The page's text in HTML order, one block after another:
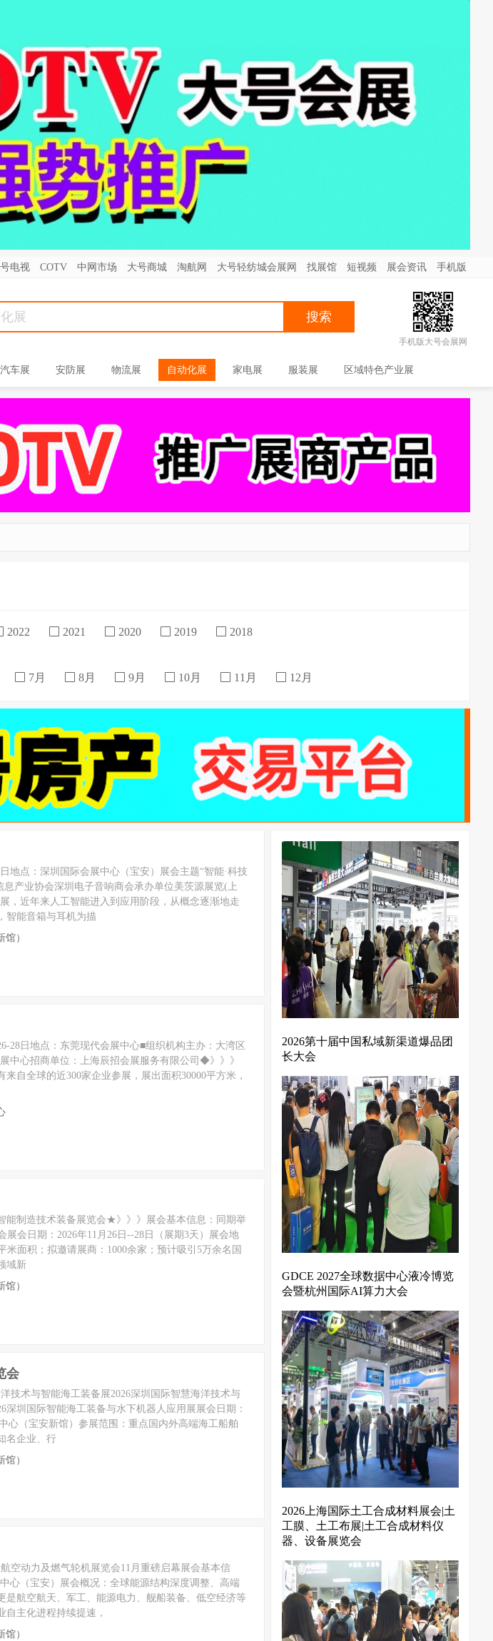
电视 COTV 中网市场 大号商城 淘航网 大号轻纺城会展网 找展馆 短视频 展会资讯 手机版
手机版大号会展网
汽车展 安防展 物流展 自动化展 家电展 服装展 区域特色产业展
2022 2021 2020 2019
2018
7月 8月 9月 10月 11月 12月
地点：深圳国际会展中心（宝安）展会主题“智能·科技
产业协会深圳电子音响商会承办单位美茨源展览(上
，近年来人工智能进入到应用阶段，从概念逐渐地走
智能音箱与耳机为描
）
28日地点：东莞现代会展中心■组织机构主办：大湾区
中心招商单位：上海辰招会展服务有限公司◆》》》
自全球的近300家企业参展，展出面积30000平方米，
能制造技术装备展览会★》》》展会基本信息：同期举
会日期：2026年11月26日--28日（展期3天）展会地
面积；拟邀请展商：1000余家；预计吸引5万余名国
域新
）
会
技术与智能海工装备展2026深圳国际智慧海洋技术与
圳国际智能海工装备与水下机器人应用展展会日期：
心（宝安新馆）参展范围：重点国内外高端海工船舶
名企业、行
）
空动力及燃气轮机展览会11月重磅启幕展会基本信
心（宝安）展会概况：全球能源结构深度调整、高端
航空航天、军工、能源电力、舰船装备、低空经济等
主化进程持续提速，
）
2026第十届中国私域新渠道爆品团
长大会
GDCE 2027全球数据中心液冷博览
会暨杭州国际AI算力大会
2026上海国际土工合成材料展会|土
工膜、土工布展|土工合成材料仪
器、设备展览会